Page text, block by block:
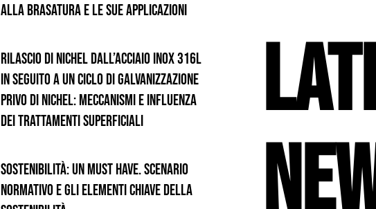
alla brasatura e le sue applicazioni
Rilascio di Nichel dall’Acciaio Inox 316L
in seguito a un Ciclo di Galvanizzazione
Privo di Nichel: Meccanismi e Influenza
dei Trattamenti Superficiali
Sostenibilità: un must have. Scenario
normativo e gli elementi chiave della